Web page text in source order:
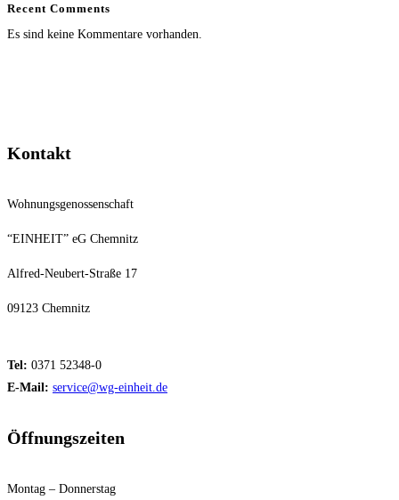
Recent Comments
Es sind keine Kommentare vorhanden.
Kontakt
Wohnungsgenossenschaft
“EINHEIT” eG Chemnitz
Alfred-Neubert-Straße 17
09123 Chemnitz
Tel: 0371 52348-0
E-Mail: service@wg-einheit.de
Öffnungszeiten
Montag – Donnerstag